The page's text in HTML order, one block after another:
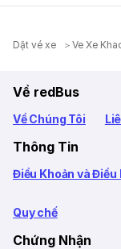
Dặt vé xe Ve Xe
Về redBus
Về Chúng Tôi
Thông Tin
Điều Khoản và Điều
Quy chế
Chứng Nhận